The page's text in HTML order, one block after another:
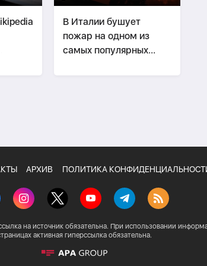
В Италии бушует
пожар на одном из
самых популярных
АРХИВ ПОЛИТИКА
на источник обязательна. При использовании
активная гиперссылка обязательна.